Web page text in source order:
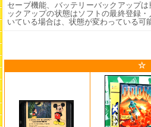
セーブ機能、バッテリーバックアップ
ックアップの状態はソフトの最終登録
いている場合は、状態が変わっている
☆